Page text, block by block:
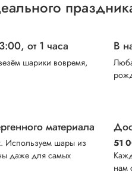
от 1 часа
шарики вовремя,
В
материала
Используем шары из
даже для самых
51
нам